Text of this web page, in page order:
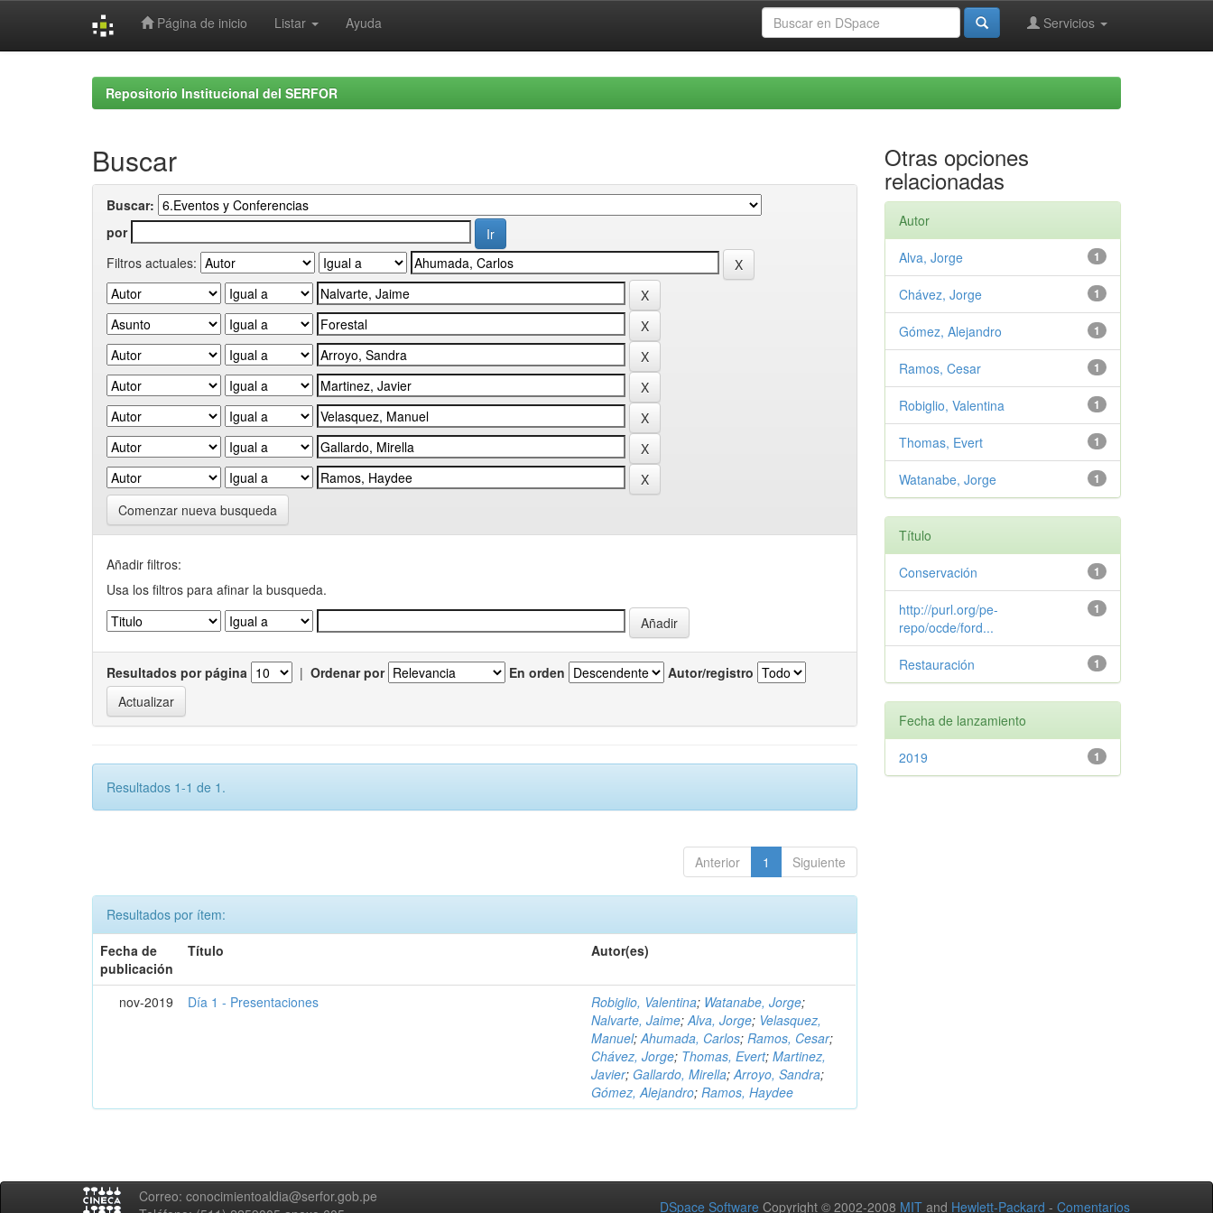
Página de inicio Listar Ayuda Servicios
Repositorio Institucional del SERFOR
Buscar
Buscar:
por
Filtros actuales:
Comenzar nueva busqueda
Añadir filtros:
Usa los filtros para afinar la busqueda.
Resultados por página | Ordenar por En orden Autor/registro
Resultados 1-1 de 1.
Anterior 1 Siguiente
Resultados por ítem:
Fecha de
publicación
Título Autor(es)
nov-2019 Día 1 - Presentaciones Robiglio, Valentina; Watanabe, Jorge;
Nalvarte, Jaime;Alva, Jorge; Velasquez,
Manuel;Ahumada, Carlos;Ramos, Cesar;
Chávez, Jorge; Thomas, Evert;Martinez,
Javier; Gallardo, Mirella;Arroyo, Sandra;
Gómez, Alejandro;Ramos, Haydee
Otras opciones
relacionadas
Autor
1
Alva, Jorge
1
Chávez, Jorge
1
Gómez, Alejandro
1
Ramos, Cesar
1
Robiglio, Valentina
1
Thomas, Evert
1
Watanabe, Jorge
Título
1
Conservación
1
http://purl.org/pe-
repo/ocde/ford...
1
Restauración
Fecha de lanzamiento
1
2019
Correo: conocimientoaldia@serfor.gob.pe
DSpace Software Copyright © 2002-2008 MIT and Hewlett-Packard - Comentarios